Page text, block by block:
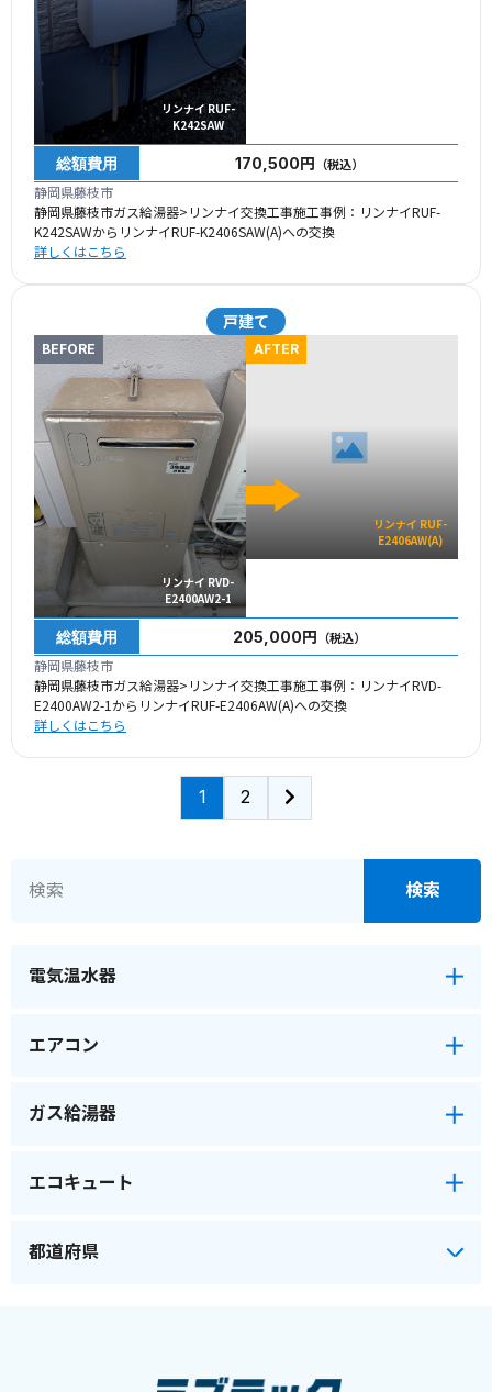
リンナイ RUF-
K242SAW
総額費用 170,500円 （税込）
静岡県藤枝市
静岡県藤枝市ガス給湯器>リンナイ交換工事施工事例：リンナイRUF-
K242SAWからリンナイRUF-K2406SAW(A)への交換
詳しくはこちら
戸建て
BEFORE
リンナイ RVD-
E2400AW2-1
AFTER
リンナイ RUF-
E2406AW(A)
総額費用 205,000円 （税込）
静岡県藤枝市
静岡県藤枝市ガス給湯器>リンナイ交換工事施工事例：リンナイRVD-
E2400AW2-1からリンナイRUF-E2406AW(A)への交換
詳しくはこちら
1 2
電気温水器
エアコン
ガス給湯器
エコキュート